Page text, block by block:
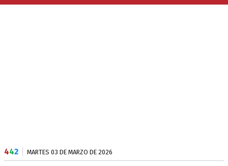
442 MARTES 03 DE MARZO DE 2026